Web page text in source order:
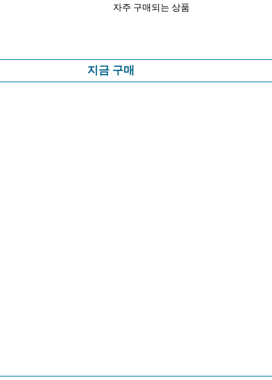
자주 구매되는 상품
지금 구매